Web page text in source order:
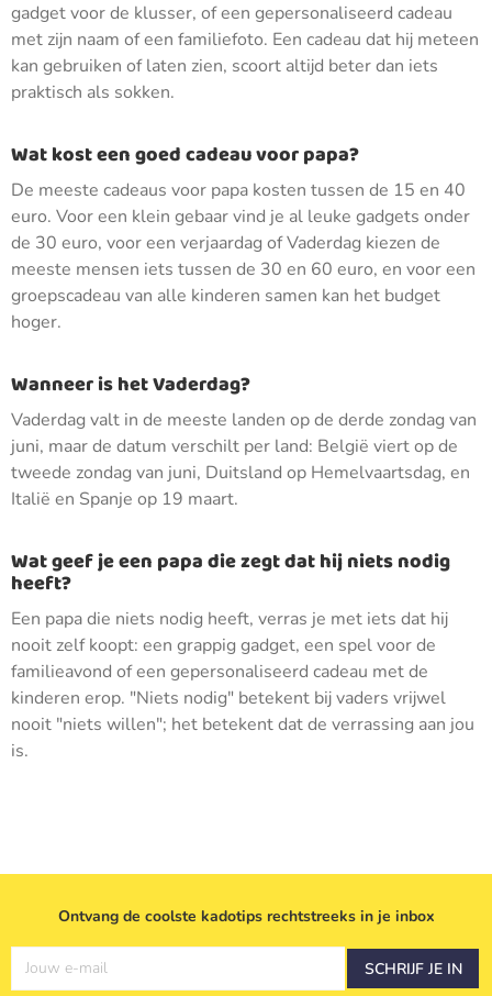
gadget voor de klusser, of een gepersonaliseerd cadeau
met zijn naam of een familiefoto. Een cadeau dat hij meteen
kan gebruiken of laten zien, scoort altijd beter dan iets
praktisch als sokken.
Wat kost een goed cadeau voor papa?
De meeste cadeaus voor papa kosten tussen de 15 en 40
euro. Voor een klein gebaar vind je al leuke gadgets onder
de 30 euro, voor een verjaardag of Vaderdag kiezen de
meeste mensen iets tussen de 30 en 60 euro, en voor een
groepscadeau van alle kinderen samen kan het budget
hoger.
Wanneer is het Vaderdag?
Vaderdag valt in de meeste landen op de derde zondag van
juni, maar de datum verschilt per land: België viert op de
tweede zondag van juni, Duitsland op Hemelvaartsdag, en
Italië en Spanje op 19 maart.
Wat geef je een papa die zegt dat hij niets nodig
heeft?
Een papa die niets nodig heeft, verras je met iets dat hij
nooit zelf koopt: een grappig gadget, een spel voor de
familieavond of een gepersonaliseerd cadeau met de
kinderen erop. "Niets nodig" betekent bij vaders vrijwel
nooit "niets willen"; het betekent dat de verrassing aan jou
is.
Ontvang de coolste kadotips rechtstreeks in je inbox
Jouw e-mail SCHRIJF JE IN